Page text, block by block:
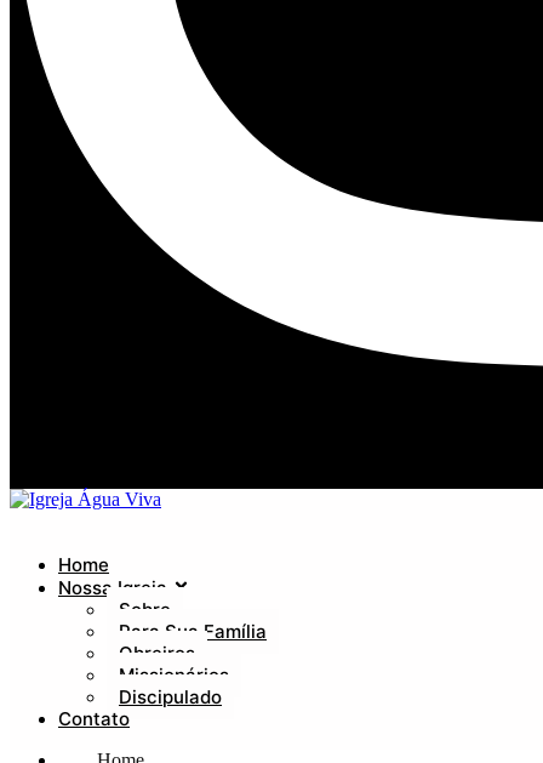
Home
Nossa Igreja
Sobre
Para Sua Família
Obreiros
Missionários
Discipulado
Contato